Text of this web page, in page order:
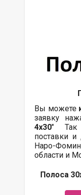
Вы можете
заявку
4х30" Так
поставки и
Наро-
области и
Полоса